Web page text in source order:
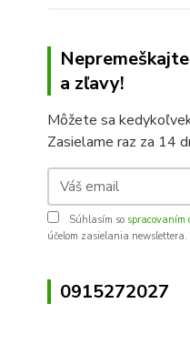
a zľavy!
Môžete sa
Zasielame raz za 14
Súhlasím so spracovaním
účelom zasielania newslettera.
0915272027